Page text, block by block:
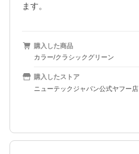
ます。
購入した商品
カラー/クラシックグリーン
購入したストア
ニューテックジャパン公式ヤフー店